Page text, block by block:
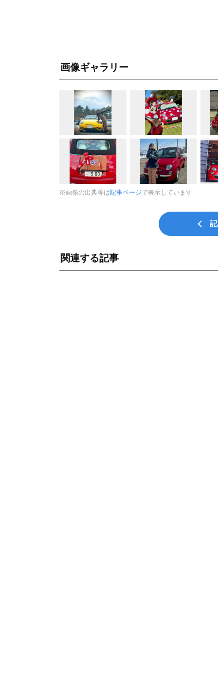
画像ギャラリー
※画像の出典等は記事ページで表示しています
関連する記事